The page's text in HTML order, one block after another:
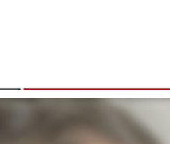
文旅+非遗+农技”